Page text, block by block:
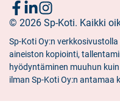
Seuraa
meitä
Sosiaalinen
media:
facebook
Sosiaalinen
media:
linkedin
Sosiaalinen
media:
instagram
© 2026 Sp-Koti. Kaikki
Sp-Koti Oy:n
aineiston kopiointi,
hyödyntäminen muuhun
ilman Sp-Koti Oy:n antamaa